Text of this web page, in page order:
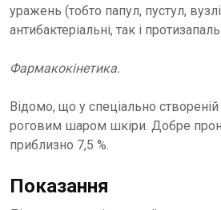
уражень (тобто папул, пустул,
антибактеріальні, так і
Фармакокінетика.
Відомо, що у спеціально
роговим шаром шкіри. Добре
приблизно 7,5 %.
Показання